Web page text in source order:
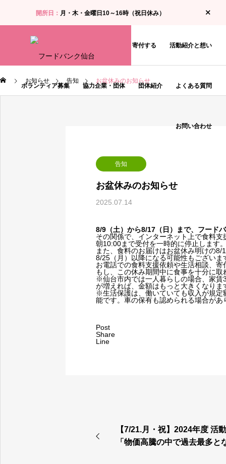
開所日： 月・木・金曜日10～16時（祝日休み）
お知らせ 寄付する 活動紹介と想い
ボランティア募集 協力企業・団体 団体紹介 よくある質問
お問い合わせ
お知らせ 告知 お盆休みのお知らせ
告知
お盆休みのお知らせ
2025.07.14
8/9（土）から8/17（日）まで、フード
その関係で、インターネット上で食料
朝10:00まで受付を一時的に停止します
また、食料のお届けはお盆休み明けの
8/25（月）以降になる可能性もござい
お電話での食料支援依頼や生活相談、
もし、この休み期間中に食事を十分に
※仙台市内では一人暮らしの場合、家
が増えれば、金額はもっと大きくなりま
※生活保護は、働いていても収入が規定
能です。車の保有も認められる場合があ
Post
Share
Line
【7/21.月・祝】2024年度 活
「物価高騰の中で過去最多と